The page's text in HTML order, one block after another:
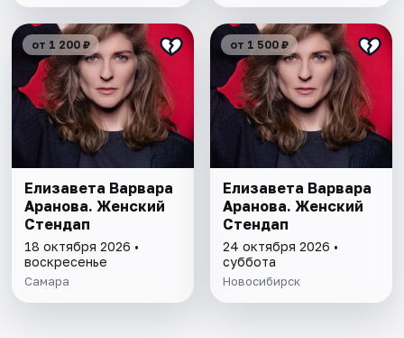
от 1 200 ₽
Елизавета Варвара
Аранова. Женский
Стендап
18 октября 2026 •
воскресенье
Самара
от 1 500 ₽
Елизавета Варвара
Аранова. Женский
Стендап
24 октября 2026 •
суббота
Новосибирск